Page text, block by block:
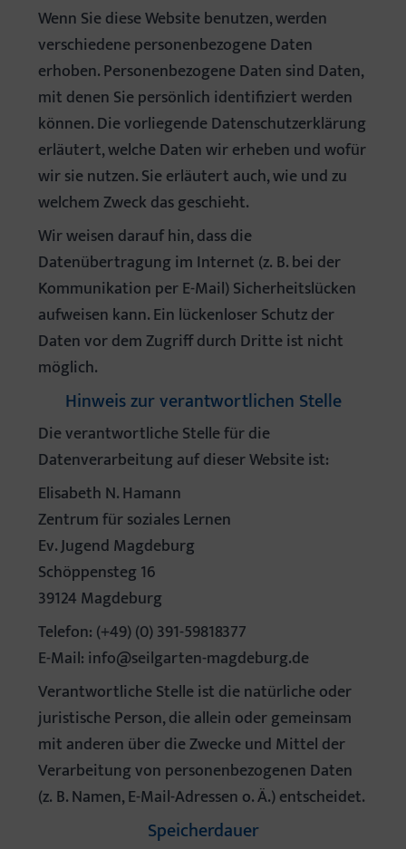
Wenn Sie diese Website benutzen, werden
verschiedene personenbezogene Daten
erhoben. Personenbezogene Daten sind Daten,
mit denen Sie persönlich identifiziert werden
können. Die vorliegende Datenschutzerklärung
erläutert, welche Daten wir erheben und wofür
wir sie nutzen. Sie erläutert auch, wie und zu
welchem Zweck das geschieht.
Wir weisen darauf hin, dass die
Datenübertragung im Internet (z. B. bei der
Kommunikation per E-Mail) Sicherheitslücken
aufweisen kann. Ein lückenloser Schutz der
Daten vor dem Zugriff durch Dritte ist nicht
möglich.
Hinweis zur verantwortlichen Stelle
Die verantwortliche Stelle für die
Datenverarbeitung auf dieser Website ist:
Elisabeth N. Hamann
Zentrum für soziales Lernen
Ev. Jugend Magdeburg
Schöppensteg 16
39124 Magdeburg
Telefon: (+49) (0) 391-59818377
E-Mail: info@seilgarten-magdeburg.de
Verantwortliche Stelle ist die natürliche oder
juristische Person, die allein oder gemeinsam
mit anderen über die Zwecke und Mittel der
Verarbeitung von personenbezogenen Daten
(z. B. Namen, E-Mail-Adressen o. Ä.) entscheidet.
Speicherdauer